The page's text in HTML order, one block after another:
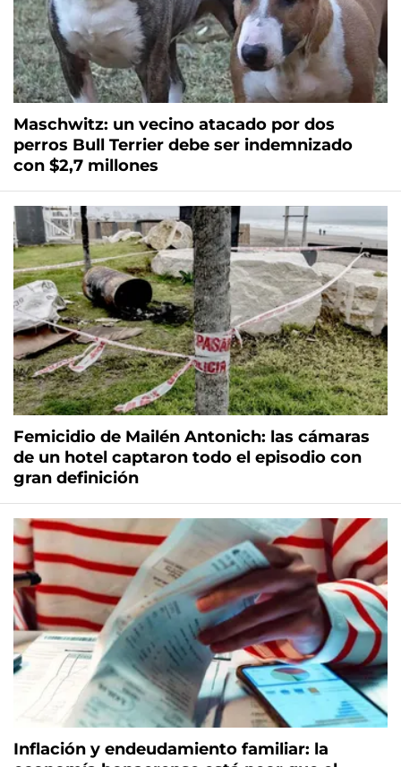
Maschwitz: un vecino atacado por dos
perros Bull Terrier debe ser indemnizado
con $2,7 millones
Femicidio de Mailén Antonich: las cámaras
de un hotel captaron todo el episodio con
gran definición
Inflación y endeudamiento familiar: la